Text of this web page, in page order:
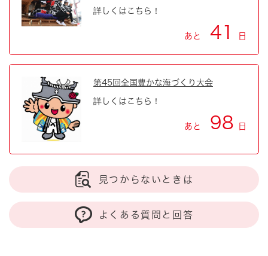
詳しくはこちら！
あと 41 日
第45回全国豊かな海づくり大会
詳しくはこちら！
あと 98 日
見つからないときは
よくある質問と回答